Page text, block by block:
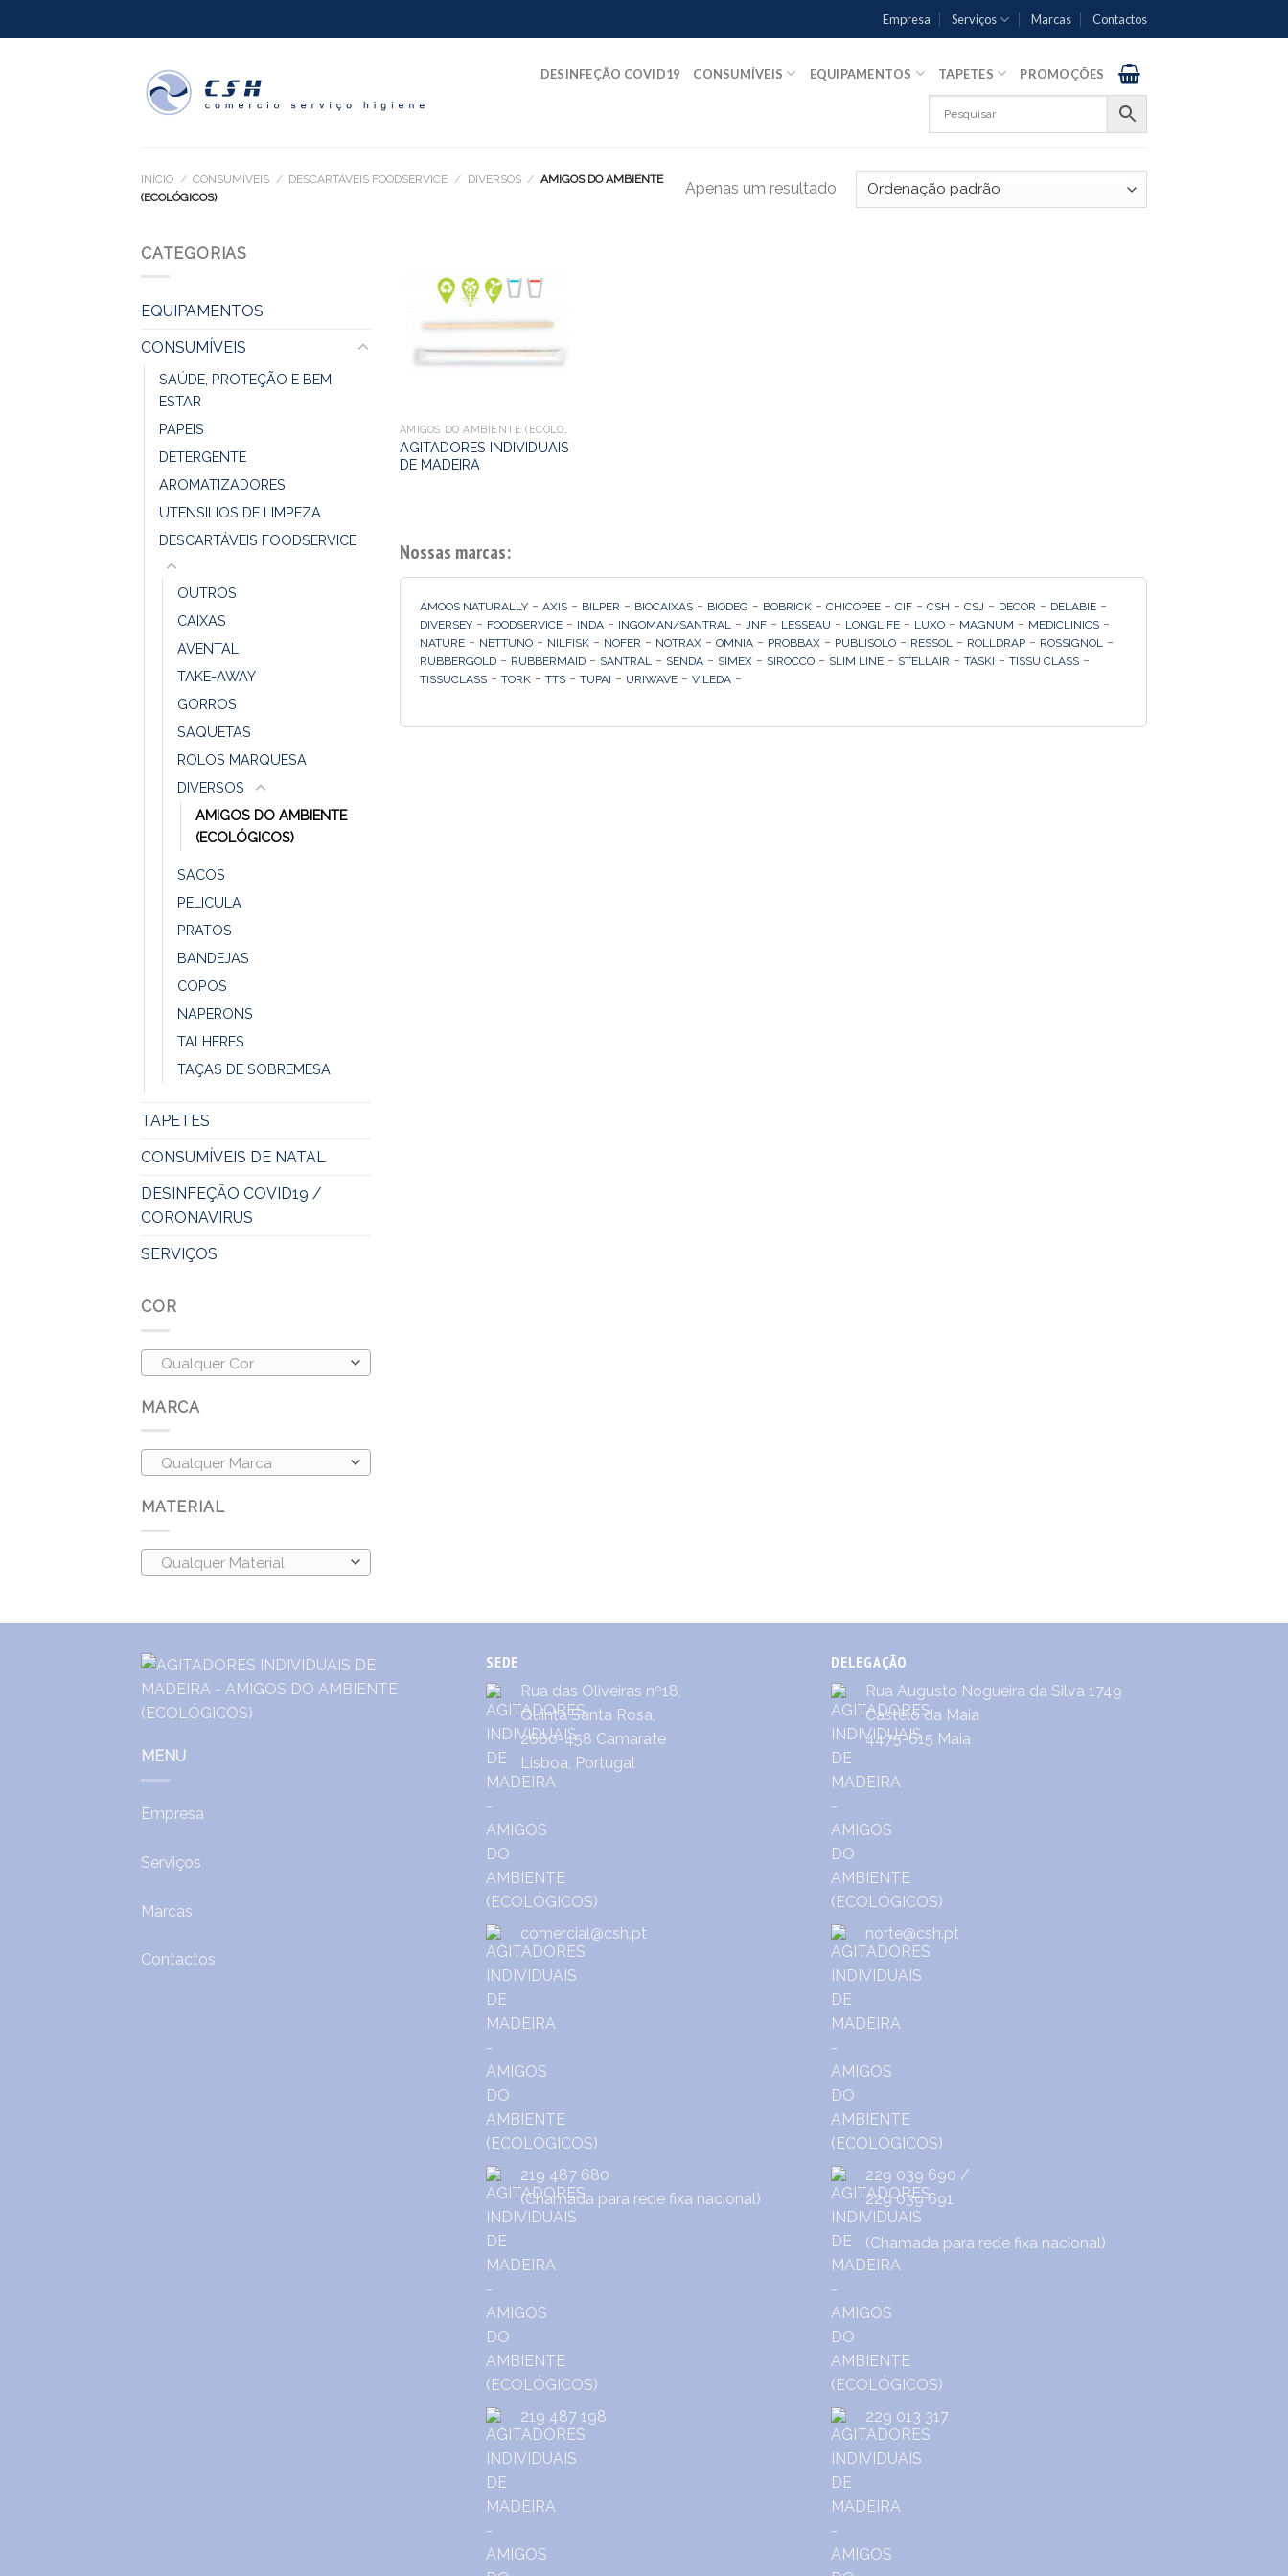
to
Empresa Serviços Marcas Contactos
DESINFEÇÃO COVID19 CONSUMÍVEIS EQUIPAMENTOS TAPETES PROMOÇÕES
INÍCIO / CONSUMÍVEIS / DESCARTÁVEIS FOODSERVICE / DIVERSOS / AMIGOS DO AMBIENTE
(ECOLÓGICOS)
Apenas um resultado
CATEGORIAS
EQUIPAMENTOS
CONSUMÍVEIS
SAÚDE, PROTEÇÃO E BEM
ESTAR
PAPEIS
DETERGENTE
AROMATIZADORES
UTENSILIOS DE LIMPEZA
DESCARTÁVEIS FOODSERVICE
OUTROS
CAIXAS
AVENTAL
TAKE-AWAY
GORROS
SAQUETAS
ROLOS MARQUESA
DIVERSOS
AMIGOS DO AMBIENTE
(ECOLÓGICOS)
SACOS
PELICULA
PRATOS
BANDEJAS
COPOS
NAPERONS
TALHERES
TAÇAS DE SOBREMESA
TAPETES
CONSUMÍVEIS DE NATAL
DESINFEÇÃO COVID19 /
CORONAVIRUS
SERVIÇOS
COR
Qualquer Cor
MARCA
Qualquer Marca
MATERIAL
Qualquer Material
AMIGOS DO AMBIENTE (ECOLÓGICOS)
AGITADORES INDIVIDUAIS
DE MADEIRA
Nossas marcas:
AMOOS NATURALLY - AXIS - BILPER - BIOCAIXAS - BIODEG - BOBRICK - CHICOPEE - CIF - CSH - CSJ - DECOR - DELABIE -
DIVERSEY - FOODSERVICE - INDA - INGOMAN/SANTRAL - JNF - LESSEAU - LONGLIFE - LUXO - MAGNUM - MEDICLINICS -
NATURE - NETTUNO - NILFISK - NOFER - NOTRAX - OMNIA - PROBBAX - PUBLISOLO - RESSOL - ROLLDRAP - ROSSIGNOL -
RUBBERGOLD - RUBBERMAID - SANTRAL - SENDA - SIMEX - SIROCCO - SLIM LINE - STELLAIR - TASKI - TISSU CLASS -
TISSUCLASS - TORK - TTS - TUPAI - URIWAVE - VILEDA -
MENU
Empresa
Serviços
Marcas
Contactos
SEDE
Rua das Oliveiras nº18,
Quinta Santa Rosa,
2680-458 Camarate
Lisboa, Portugal
comercial@csh.pt
219 487 680
(Chamada para rede fixa nacional)
219 487 198
DELEGAÇÃO
Rua Augusto Nogueira da Silva 1749
Castêlo da Maia
4475-615 Maia
norte@csh.pt
229 039 690 /
229 039 691
(Chamada para rede fixa nacional)
229 013 317